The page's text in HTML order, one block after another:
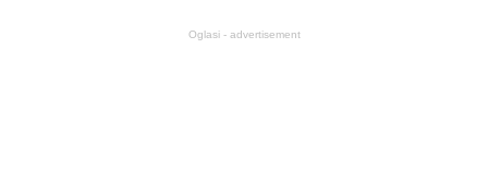
Oglasi - advertisement